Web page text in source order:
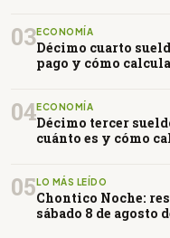
03ECONOMÍA
Décimo cuarto
pago y cómo
04ECONOMÍA
Décimo tercer
cuánto es y cómo
05 LO MÁS LEÍDO
Chontico Noche:
sábado 8 de agosto